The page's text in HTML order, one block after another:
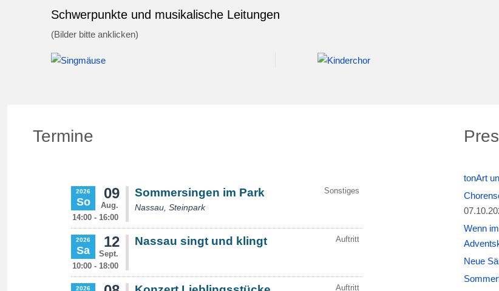
Schwerpunkte und musikalische Leitungen
(Bilder bitte anklicken)
Termine
tonArt
Wenn
Neue